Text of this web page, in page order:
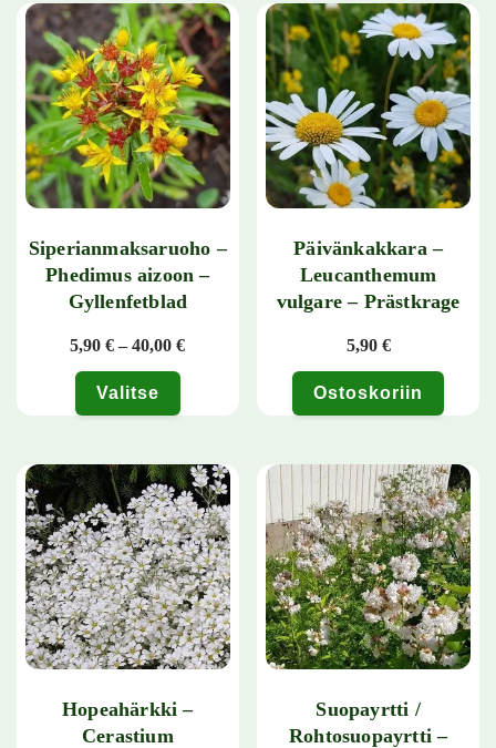
Siperianmaksaruoho –
Phedimus aizoon –
Gyllenfetblad
5,90€ – 40,00€Hintaluokka: 5,90 € - 40,00 €
Valitse
Päivänkakkara –
Leucanthemum
vulgare – Prästkrage
5,90 €
Ostoskoriin
Hopeahärkki –
Cerastium
Suopayrtti /
Rohtosuopayrtti –